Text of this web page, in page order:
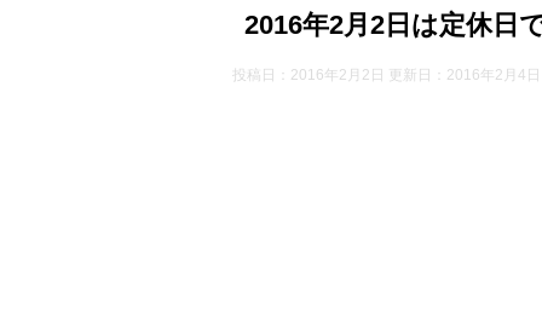
2016年2月2日は定休日
投稿日：2016年2月2日 更新日： 2016年2月4日